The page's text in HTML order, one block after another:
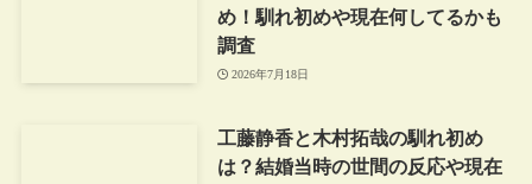
め！馴れ初めや現在何してるかも
調査
2026年7月18日
工藤静香と木村拓哉の馴れ初め
は？結婚当時の世間の反応や現在